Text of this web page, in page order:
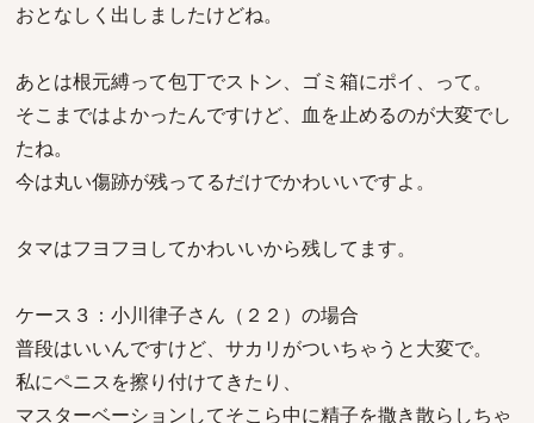
おとなしく出しましたけどね。
あとは根元縛って包丁でストン、ゴミ箱にポイ、って。
そこまではよかったんですけど、血を止めるのが大変でし
たね。
今は丸い傷跡が残ってるだけでかわいいですよ。
タマはフヨフヨしてかわいいから残してます。
ケース３：小川律子さん（２２）の場合
普段はいいんですけど、サカリがついちゃうと大変で。
私にペニスを擦り付けてきたり、
マスターベーションしてそこら中に精子を撒き散らしちゃ